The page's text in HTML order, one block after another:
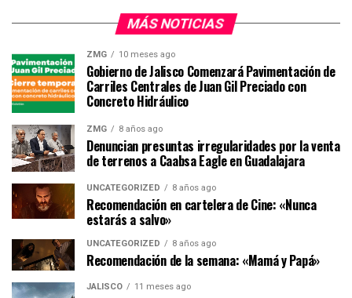
MÁS NOTICIAS
ZMG 10 meses ago
Gobierno de Jalisco Comenzará Pavimentación de
Carriles Centrales de Juan Gil Preciado con
Concreto Hidráulico
ZMG 8 años ago
Denuncian presuntas irregularidades por la venta
de terrenos a Caabsa Eagle en Guadalajara
UNCATEGORIZED 8 años ago
Recomendación en cartelera de Cine: «Nunca
estarás a salvo»
UNCATEGORIZED 8 años ago
Recomendación de la semana: «Mamá y Papá»
JALISCO 11 meses ago